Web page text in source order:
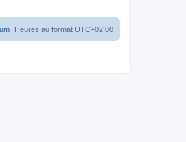
Heures au format UTC+02:00